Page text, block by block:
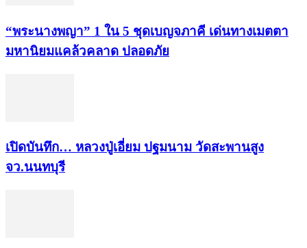
“พระ​นาง​พญา” 1 ใน 5​ ชุดเบญจ​ภาคี​ เด่นทางเมตตา​
มหา​นิยม​แคล้วคลาด​ ปลอดภัย​
เปิดบันทึก… หลวงปู่เอี่ยม ​ปฐม​นาม​ วัดสะพานสูง​
จว.นนทบุรี